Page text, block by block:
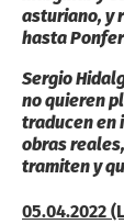
asturiano, y
hasta
Sergio
no quieren
traducen en
obras
tramiten y
05.04.2022